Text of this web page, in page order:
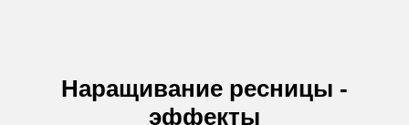
Наращивание ресницы -
эффекты